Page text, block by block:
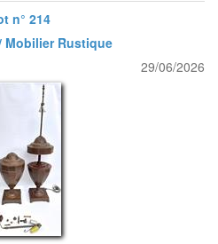
n° 214
Mobilier Rustique
29/06/2026